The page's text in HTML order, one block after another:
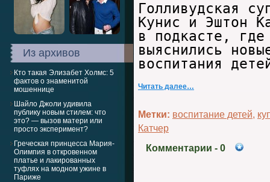
Из архивов
Кто такая Элизабет Холмс: 5
фактов о знаменитой
мошеннице
Шайло Джоли удивила
публику новым стилем: что
это? — вызов матери или
просто эксперимент?
Греческая принцесса Мария-
Олимпия в откровенном
платье и лакированных
туфлях на модном ужине в
Париже
Голливудская
Кунис и Эштон
в подкасте, где
выяснились
воспитания
Читать далее…
Метки: воспитание детей,
Катчер
Комментарии - 0